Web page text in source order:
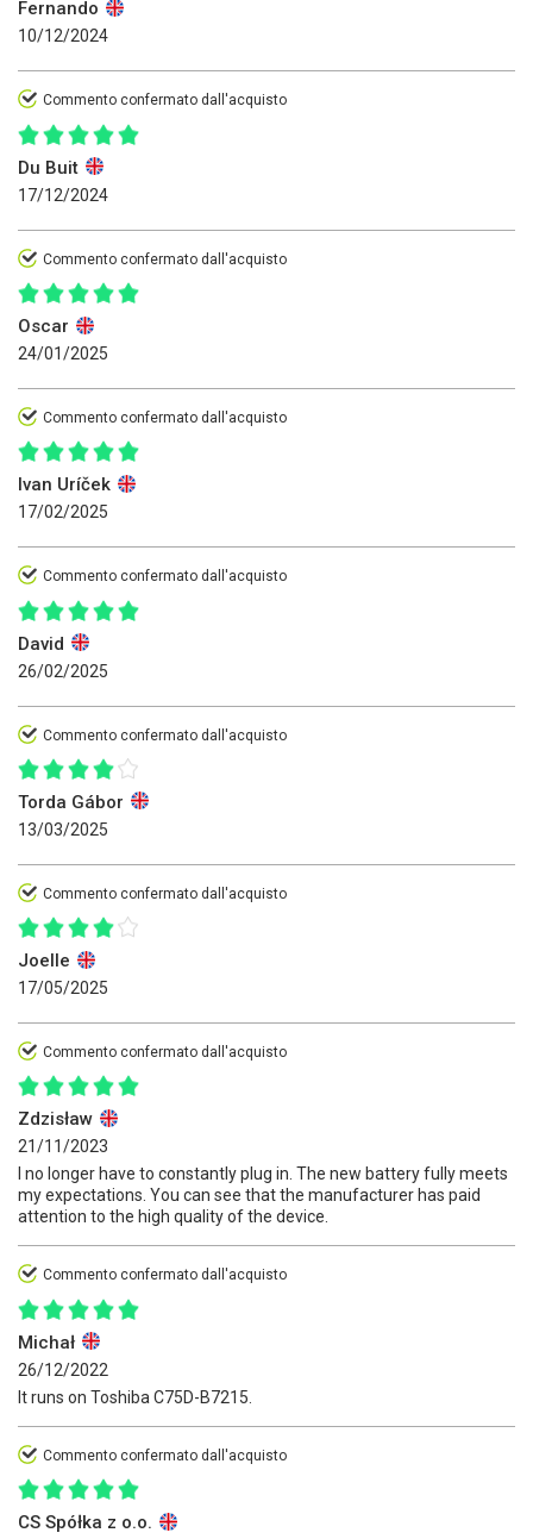
Fernando
10/12/2024
Commento confermato dall'acquisto
Du Buit
17/12/2024
Commento confermato dall'acquisto
Oscar
24/01/2025
Commento confermato dall'acquisto
Ivan Uríček
17/02/2025
Commento confermato dall'acquisto
David
26/02/2025
Commento confermato dall'acquisto
Torda Gábor
13/03/2025
Commento confermato dall'acquisto
Joelle
17/05/2025
Commento confermato dall'acquisto
Zdzisław
21/11/2023
I no longer have to constantly plug in. The new battery fully meets
my expectations. You can see that the manufacturer has paid
attention to the high quality of the device.
Commento confermato dall'acquisto
Michał
26/12/2022
It runs on Toshiba C75D-B7215.
Commento confermato dall'acquisto
CS Spółka z o.o.